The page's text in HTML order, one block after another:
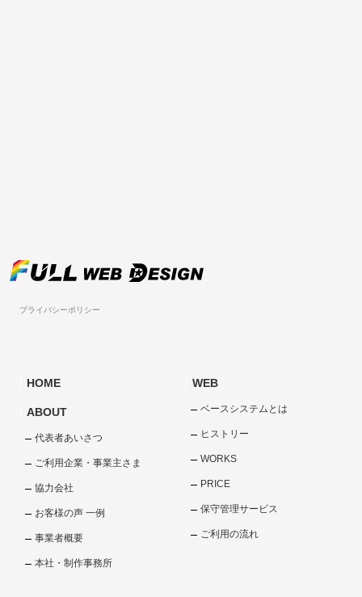
プライバシーポリシー
HOME
ABOUT
代表者あいさつ
ご利用企業・事業主さま
協力会社
お客様の声 一例
事業者概要
本社・制作事務所
WEB
ベースシステムとは
ヒストリー
WORKS
PRICE
保守管理サービス
ご利用の流れ